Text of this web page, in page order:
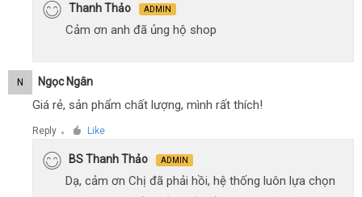
Thanh Thảo ADMIN
Cảm ơn anh đã ủng hộ shop
N Ngọc Ngân
Giá rẻ, sản phẩm chất lượng, mình rất thích!
Reply ● Like
BS Thanh Thảo ADMIN
Dạ, cảm ơn Chị đã phải hồi, hệ thống luôn lựa chọn